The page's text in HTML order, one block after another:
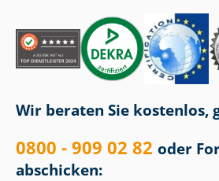
Wir beraten Sie kostenlos,
0800 - 909 02 82 oder
abschicken: